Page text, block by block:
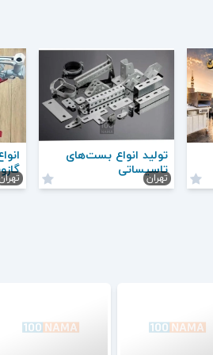
تولید انواع بست‌های
تاسیساتی
تهران
گازوئیل